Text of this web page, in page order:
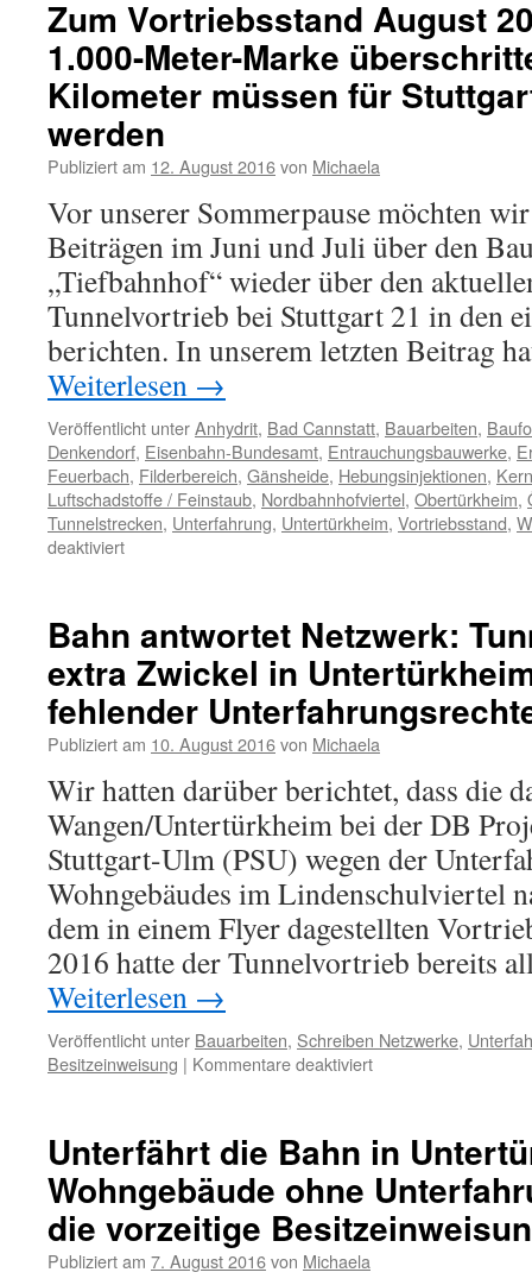
Zum Vortriebsstand August
1.000-Meter-Marke
Kilometer müssen für
werden
Publiziert am 12. August 2016von Michaela
Vor unserer Sommerpause möchten
Beiträgen im Juni und Juli über den
„Tiefbahnhof“ wieder über den
Tunnelvortrieb bei Stuttgart 21 in den
berichten. In unserem letzten Beitrag
Weiterlesen →
Veröffentlicht unterAnhydrit, Bad Cannstatt, Bauarbeiten,
Denkendorf, Eisenbahn-Bundesamt, Entrauchungsbauwerke,
Feuerbach, Filderbereich, Gänsheide, Hebungsinjektionen,
Luftschadstoffe / Feinstaub, Nordbahnhofviertel, Obertürkheim,
Tunnelstrecken, Unterfahrung, Untertürkheim, Vortriebsstand,
deaktiviert
Bahn antwortet Netzwerk:
extra Zwickel in
fehlender
Publiziert am 10. August 2016von Michaela
Wir hatten darüber berichtet, dass die
Wangen/Untertürkheim bei der DB
Stuttgart-Ulm (PSU) wegen der
Wohngebäudes im Lindenschulviertel
dem in einem Flyer dagestellten
2016 hatte der Tunnelvortrieb bereits
Weiterlesen →
Veröffentlicht unter Bauarbeiten, Schreiben Netzwerke,
Besitzeinweisung | Kommentare deaktiviert
Unterfährt die Bahn in
Wohngebäude ohne
die vorzeitige
Publiziert am 7. August 2016von Michaela